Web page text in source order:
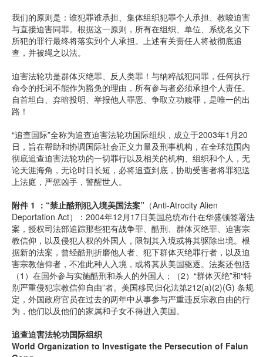
我们的原则是：谁犯罪谁承担、集体组织犯罪个人承担、教唆迫害
与直接迫害同罪。根据这一原则，所有在组织、单位、系统名义下
所犯的罪行最终将落实到个人承担。上述有关责任人将被彻底追
查，并被绳之以法。
迫害法轮功是群体灭绝罪、反人类罪！与纳粹战犯同罪，任何执行
命令的托词不能作为豁免的理由，所有参与者必须承担个人责任。
自首坦白、弃暗投明、举报他人罪恶、争取立功赎罪，是唯一的出
路！
“追查国际”全称为追查迫害法轮功国际组织，成立于2003年1月20
日，旨在帮助和协调国际社会正义力量及刑事机构，在全球范围内
彻底追查迫害法轮功的一切罪行以及相关的机构、组织和个人，无
论天涯海角，无论时日长短，必将追查到底，协助受害者将罪犯送
上法庭，严惩凶手，警醒世人。
附件 1 ：“禁止酷刑犯入境美国法案” （Anti-Atrocity Alien
Deportation Act）：2004年12月17日美国总统布什在华盛顿签署法
案，授权司法部追踪那些犯有战争罪、酷刑、群体灭绝罪、迫害宗
教信仰，以及侵犯人权的外国人，限制其入境或将其驱除出境。根
据新的法案，曾经酷刑折磨他人者、犯下群体灭绝罪行者，以及迫
害宗教信仰者，不准此种人入境，或将其从美国驱逐。法案还包括
（1）在国外参与实施酷刑和杀人的外国人；（2）“群体灭绝”和“特
别严重侵犯宗教信仰自由”者。美国移民归化法第212(a)(2)(G) 条规
定，外国政府官员在过去的两年中从事参与严重违反宗教自由的行
为，他们以及他们的家属和子女不得进入美国。
追查迫害法轮功国际组织
World Organization to Investigate the Persecution of Falun